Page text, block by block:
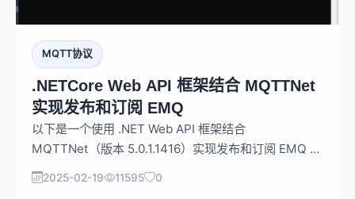
MQTT协议
.NETCore Web API 框架结合 MQTTNet
实现发布和订阅 EMQ
以下是一个使用 .NET Web API 框架结合
MQTTNet（版本 5.0.1.1416）实现发布和订阅 EMQ 的
程序示例。我们将创建一个名为 MqttWebApi 的 .NET
Web API 项目，该项目允许通过接口进行 MQTT 消息
2025-02-19 11595 0